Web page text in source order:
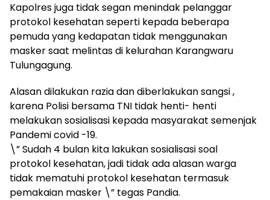
Kapolres juga tidak segan menindak pelanggar
protokol kesehatan seperti kepada beberapa
pemuda yang kedapatan tidak menggunakan
masker saat melintas di kelurahan Karangwaru
Tulungagung.
Alasan dilakukan razia dan diberlakukan sangsi ,
karena Polisi bersama TNI tidak henti- henti
melakukan sosialisasi kepada masyarakat semenjak
Pandemi covid -19.
\” Sudah 4 bulan kita lakukan sosialisasi soal
protokol kesehatan, jadi tidak ada alasan warga
tidak mematuhi protokol kesehatan termasuk
pemakaian masker \” tegas Pandia.